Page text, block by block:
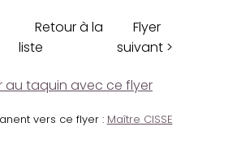
Retour à la
liste
Flyer
suivant >
au taquin avec ce flyer
vers ce flyer : Maître CISSE